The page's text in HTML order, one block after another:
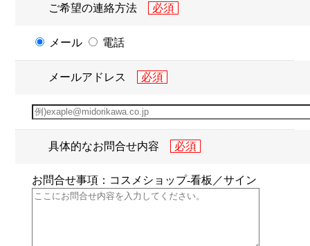
ご希望の連絡方法
メール 電話
メールアドレス
具体的なお問合せ内容
お問合せ事項：コスメショップ-看板／サイン